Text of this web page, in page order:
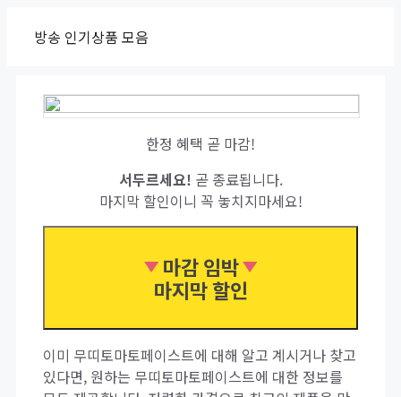
방송 인기상품 모음
한정 혜택 곧 마감!
서두르세요! 곧 종료됩니다.
마지막 할인이니 꼭 놓치지마세요!
마감 임박
마지막 할인
이미 무띠토마토페이스트에 대해 알고 계시거나 찾고
있다면, 원하는 무띠토마토페이스트에 대한 정보를